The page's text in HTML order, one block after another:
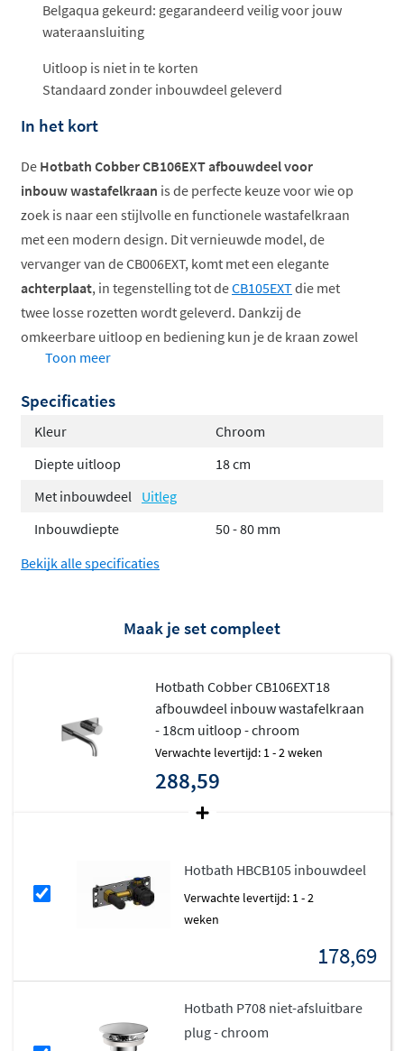
Belgaqua gekeurd: gegarandeerd veilig voor jouw
wateraansluiting
Uitloop is niet in te korten
Standaard zonder inbouwdeel geleverd
In het kort
De Hotbath Cobber CB106EXT afbouwdeel voor
inbouw wastafelkraan is de perfecte keuze voor wie op
zoek is naar een stijlvolle en functionele wastafelkraan
met een modern design. Dit vernieuwde model, de
vervanger van de CB006EXT, komt met een elegante
achterplaat, in tegenstelling tot deCB105EXTdie met
twee losse rozetten wordt geleverd. Dankzij de
omkeerbare uitloop en bediening kun je de kraan zowel
links als rechts plaatsen, wat flexibiliteit biedt bij de
Met een dieptekeuze van 18 of 25 cm
zodat het altijd geschikt is voor jouw
badkameropstelling.Let op
worden bijbesteld voor een complete installatie.
Het afbouwdeel beschikt over het innovatieve
wordt ingeschakeld. Dit bespaart energie en verlaagt je
, waardoor de kraan milieuvriendelijk en
Deze kraan is ook plumber friendly
ontworpen. Dankzij
de innovatieve technieken van Hotbath kan de kraan
snel en eenvoudig worden geïnstalleerd, wat zorgt voor
tijd- en kostenbesparing. Dit maakt het product geliefd
Net als alle Hotbath-producten is de CB106EXT uitvoerig
gecontroleerd door de Belgische beroepsvereniging
hoogste normen op het gebied van drinkwaterveiligheid
en duurzaamheid, en het product is voorzien van het
Hydrocheck keuringscertificaat.
De kraan is ook perfect te combineren met andere
Toon meer
Specificaties
Kleur
Chroom
Diepte uitloop
18 cm
Met inbouwdeel Uitleg
Inbouwdiepte
50 - 80 mm
Bekijk alle specificaties
Maak je set compleet
Hotbath Cobber CB106EXT18
afbouwdeel inbouw wastafelkraan
- 18cm uitloop - chroom
Verwachte levertijd: 1 - 2 weken
288,59
Hotbath HBCB105 inbouwdeel
Verwachte levertijd: 1 - 2
weken
178,69
Hotbath P708 niet-afsluitbare
plug - chroom